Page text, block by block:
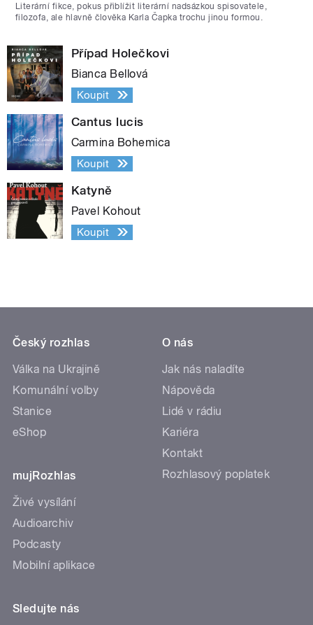
Literární fikce, pokus přiblížit literární nadsázkou spisovatele,
filozofa, ale hlavně člověka Karla Čapka trochu jinou formou.
Případ Holečkovi
Bianca Bellová
Koupit
Cantus lucis
Carmina Bohemica
Koupit
Katyně
Pavel Kohout
Koupit
Český rozhlas
Válka na Ukrajině
Komunální volby
Stanice
eShop
mujRozhlas
Živé vysílání
Audioarchiv
Podcasty
Mobilní aplikace
O nás
Jak nás naladíte
Nápověda
Lidé v rádiu
Kariéra
Kontakt
Rozhlasový poplatek
Sledujte nás